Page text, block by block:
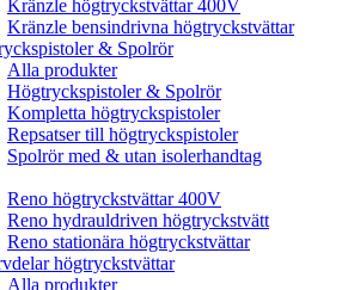
Kränzle högtryckstvättar 400V
Kränzle bensindrivna högtryckstvättar
& Spolrör
Alla produkter
Högtryckspistoler & Spolrör
Kompletta högtryckspistoler
Repsatser till högtryckspistoler
Spolrör med & utan isolerhandtag
Reno högtryckstvättar 400V
Reno hydrauldriven högtryckstvätt
Reno stationära högtryckstvättar
högtryckstvättar
Alla produkter